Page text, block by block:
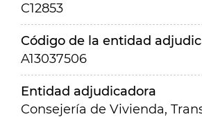
C12853
Código de la entidad
A13037506
Entidad adjudicadora
Consejería de Vivienda,